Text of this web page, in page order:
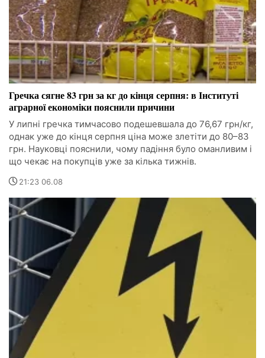
Гречка сягне 83 грн за кг до кінця серпня: в Інституті
аграрної економіки пояснили причини
У липні гречка тимчасово подешевшала до 76,67 грн/кг,
однак уже до кінця серпня ціна може злетіти до 80–83
грн. Науковці пояснили, чому падіння було оманливим і
що чекає на покупців уже за кілька тижнів.
21:23 06.08